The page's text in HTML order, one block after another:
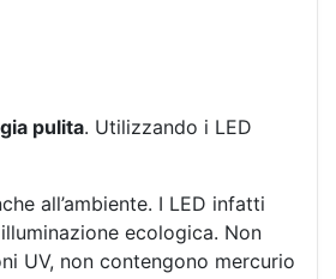
pulita. Utilizzando i LED
all’ambiente. I LED infatti
ecologica. Non
UV, non contengono mercurio